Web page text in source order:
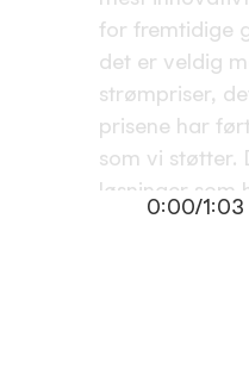
for fremtidige
det er veldig
strømpriser,
prisene har
som vi støtter.
løsninger som
de enorme
0:00/1:03